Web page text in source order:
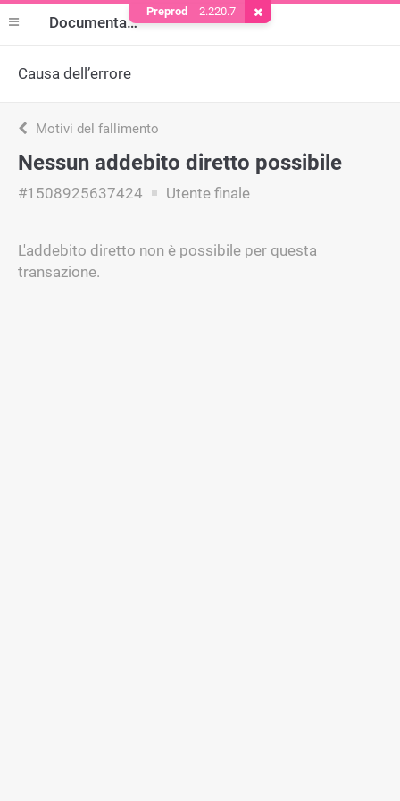
Documentazione
Causa dell’errore
Motivi del fallimento
Nessun addebito diretto possibile
#1508925637424 Utente finale
L'addebito diretto non è possibile per questa
transazione.
Preprod 2.220.7 Rimuovere il cookie